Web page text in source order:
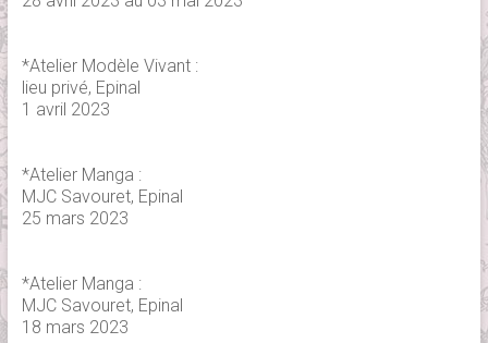
*Atelier Modèle Vivant :
lieu privé, Epinal
1 avril 2023
*Atelier Manga :
MJC Savouret, Epinal
25 mars 2023
*Atelier Manga :
MJC Savouret, Epinal
18 mars 2023